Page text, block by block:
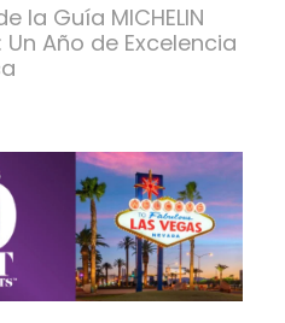
la Guía MICHELIN
Año de Excelencia